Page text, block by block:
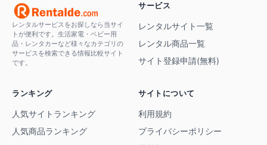
レンタルサービスをお探しなら当サイ
トが便利です。生活家電・ベビー用
品・レンタカーなど様々なカテゴリの
サービスを検索できる情報比較サイト
です。
サービス
レンタルサイト一覧
レンタル商品一覧
サイト登録申請(無料)
ランキング
人気サイトランキング
人気商品ランキング
サイトについて
利用規約
プライバシーポリシー